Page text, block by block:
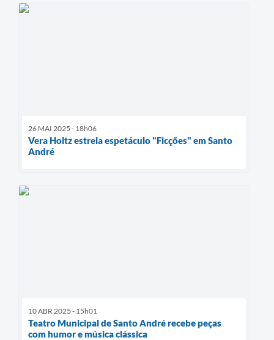
26 MAI 2025 - 18h06
Vera Holtz estrela espetáculo "Ficções" em Santo
André
10 ABR 2025 - 15h01
Teatro Municipal de Santo André recebe peças
com humor e música clássica